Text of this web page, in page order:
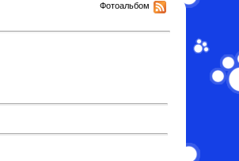
Фотоальбом